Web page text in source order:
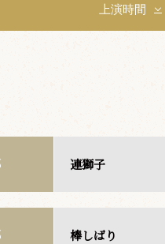
上演時間
連獅子
棒しばり